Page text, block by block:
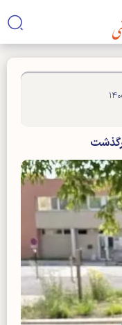
۰۲